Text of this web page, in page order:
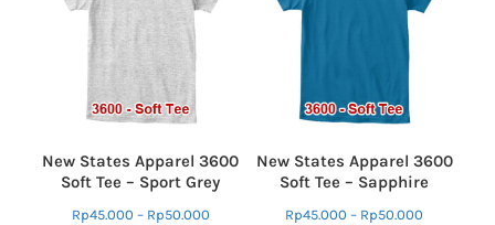
New States Apparel 3600
Soft Tee – Sport Grey
Rp45.000 – Rp50.000
New States Apparel 3600
Soft Tee – Sapphire
Rp45.000 – Rp50.000